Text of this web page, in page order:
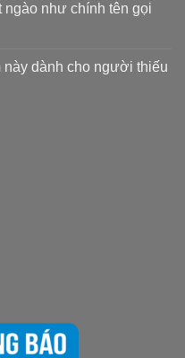
ngào như chính tên gọi
này dành cho người thiếu